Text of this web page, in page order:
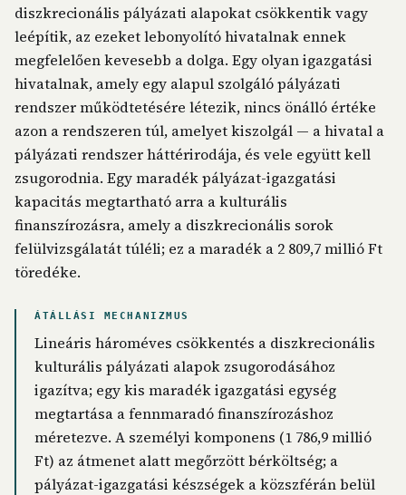
diszkrecionális pályázati alapokat csökkentik vagy
leépítik, az ezeket lebonyolító hivatalnak ennek
megfelelően kevesebb a dolga. Egy olyan igazgatási
hivatalnak, amely egy alapul szolgáló pályázati
rendszer működtetésére létezik, nincs önálló értéke
azon a rendszeren túl, amelyet kiszolgál — a hivatal a
pályázati rendszer háttérirodája, és vele együtt kell
zsugorodnia. Egy maradék pályázat-igazgatási
kapacitás megtartható arra a kulturális
finanszírozásra, amely a diszkrecionális sorok
felülvizsgálatát túléli; ez a maradék a 2 809,7 millió Ft
töredéke.
ÁTÁLLÁSI MECHANIZMUS
Lineáris hároméves csökkentés a diszkrecionális
kulturális pályázati alapok zsugorodásához
igazítva; egy kis maradék igazgatási egység
megtartása a fennmaradó finanszírozáshoz
méretezve. A személyi komponens (1 786,9 millió
Ft) az átmenet alatt megőrzött bérköltség; a
pályázat-igazgatási készségek a közszférán belül